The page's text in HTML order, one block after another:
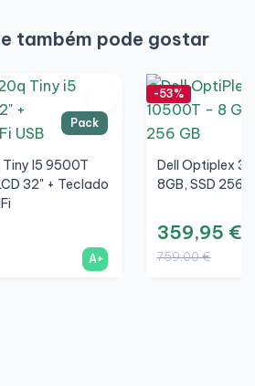
também pode gostar
Pack
I5 9500T
32" + Teclado
A+
-53%
Dell Optiplex
8GB, SSD
359,95 €
759,00 €